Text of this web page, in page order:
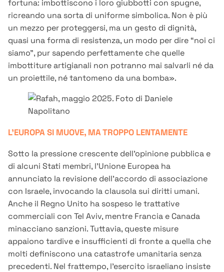
fortuna: imbottiscono i loro giubbotti con spugne,
ricreando una sorta di uniforme simbolica. Non è più
un mezzo per proteggersi, ma un gesto di dignità,
quasi una forma di resistenza, un modo per dire “noi ci
siamo”, pur sapendo perfettamente che quelle
imbottiture artigianali non potranno mai salvarli né da
un proiettile, né tantomeno da una bomba».
L'EUROPA SI MUOVE, MA TROPPO LENTAMENTE
Sotto la pressione crescente dell’opinione pubblica e
di alcuni Stati membri, l’Unione Europea ha
annunciato la revisione dell’accordo di associazione
con Israele, invocando la clausola sui diritti umani.
Anche il Regno Unito ha sospeso le trattative
commerciali con Tel Aviv, mentre Francia e Canada
minacciano sanzioni. Tuttavia, queste misure
appaiono tardive e insufficienti di fronte a quella che
molti definiscono una catastrofe umanitaria senza
precedenti. Nel frattempo, l’esercito israeliano insiste